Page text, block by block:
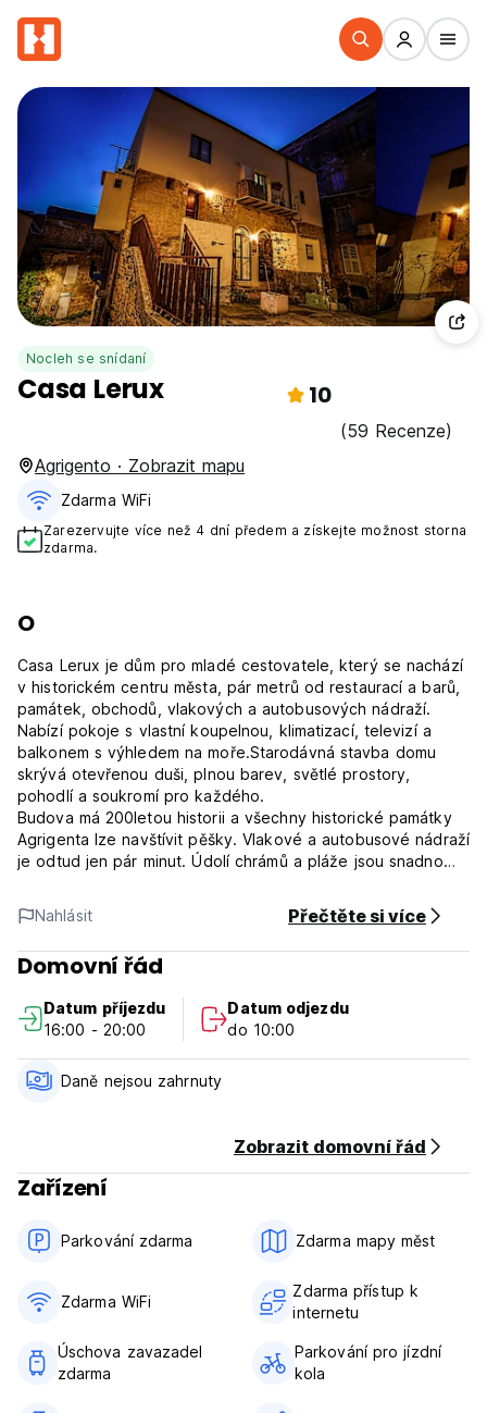
Nocleh se snídaní
Casa Lerux 10
(59 Recenze)
Agrigento · Zobrazit mapu
Zdarma WiFi
Zarezervujte více než 4 dní předem a získejte možnost storna
zdarma.
O
Casa Lerux je dům pro mladé cestovatele, který se nachází
v historickém centru města, pár metrů od restaurací a barů,
památek, obchodů, vlakových a autobusových nádraží.
Nabízí pokoje s vlastní koupelnou, klimatizací, televizí a
balkonem s výhledem na moře.Starodávná stavba domu
skrývá otevřenou duši, plnou barev, světlé prostory,
pohodlí a soukromí pro každého.
Budova má 200letou historii a všechny historické památky
Agrigenta lze navštívit pěšky. Vlakové a autobusové nádraží
je odtud jen pár minut. Údolí chrámů a pláže jsou snadno
odjezdy.
Casa Lerux má terasu s výhledem na Údolí chrámů a moře,
je to ideální místo pro chvíle odpočinku, setkání a popíjení
drinku při západu slunce.
Nahlásit Přečtěte si více
Domovní řád
Datum příjezdu
16:00 - 20:00
Datum odjezdu
do 10:00
Daně nejsou zahrnuty
Zobrazit domovní řád
Zařízení
Parkování zdarma Zdarma mapy měst
Zdarma WiFi
Zdarma přístup k
internetu
Úschova zavazadel
zdarma
Parkování pro jízdní
kola